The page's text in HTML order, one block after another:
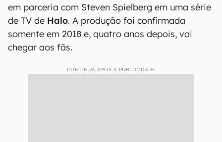
em parceria com Steven Spielberg em uma série
de TV de Halo. A produção foi confirmada
somente em 2018 e, quatro anos depois, vai
chegar aos fãs.
CONTINUA APÓS A PUBLICIDADE